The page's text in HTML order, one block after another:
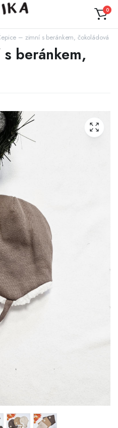
0
– zimní s beránkem, čokoládová
beránkem,